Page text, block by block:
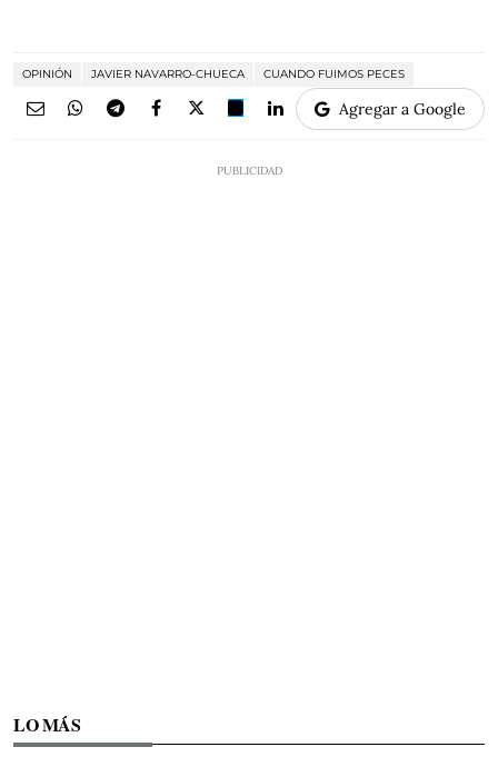
OPINIÓN JAVIER NAVARRO-CHUECA CUANDO FUIMOS PECES
Agregar a Google
LO MÁS